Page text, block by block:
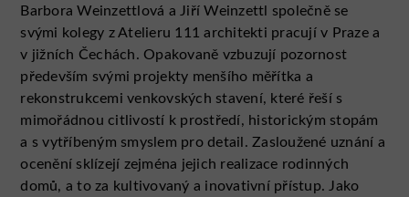
Barbora Weinzettlová a Jiří Weinzettl společně se
svými kolegy z Atelieru 111 architekti pracují v Praze a
v jižních Čechách. Opakovaně vzbuzují pozornost
především svými projekty menšího měřítka a
rekonstrukcemi venkovských stavení, které řeší s
mimořádnou citlivostí k prostředí, historickým stopám
a s vytříbeným smyslem pro detail. Zasloužené uznání a
ocenění sklízejí zejména jejich realizace rodinných
domů, a to za kultivovaný a inovativní přístup. Jako